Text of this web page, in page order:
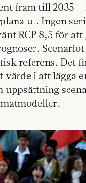
fram till 2035 –
ut. Ingen
RCP 8,5 för att
referens. Det
värde i att lägga
uppsättning